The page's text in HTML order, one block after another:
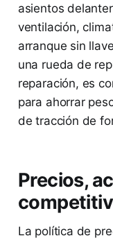
asientos
ventilación,
arranque sin
una rueda de
reparación, es
para ahorrar
de tracción de
Precios,
La política de